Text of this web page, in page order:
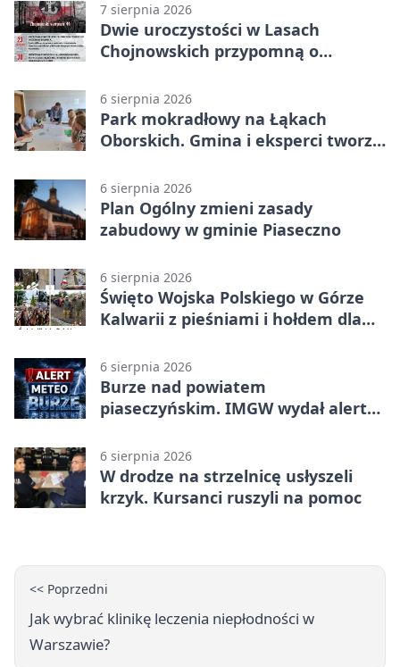
7 sierpnia 2026
Dwie uroczystości w Lasach
Chojnowskich przypomną o
6 sierpnia 2026
Park mokradłowy na Łąkach
Oborskich. Gmina i eksperci tworzą
6 sierpnia 2026
Plan Ogólny zmieni zasady
zabudowy w gminie Piaseczno
6 sierpnia 2026
Święto Wojska Polskiego w Górze
Kalwarii z pieśniami i hołdem dla
6 sierpnia 2026
Burze nad powiatem
piaseczyńskim. IMGW wydał alert
6 sierpnia 2026
W drodze na strzelnicę usłyszeli
krzyk. Kursanci ruszyli na pomoc
<< Poprzedni
Jak wybrać klinikę leczenia niepłodności w
Warszawie?